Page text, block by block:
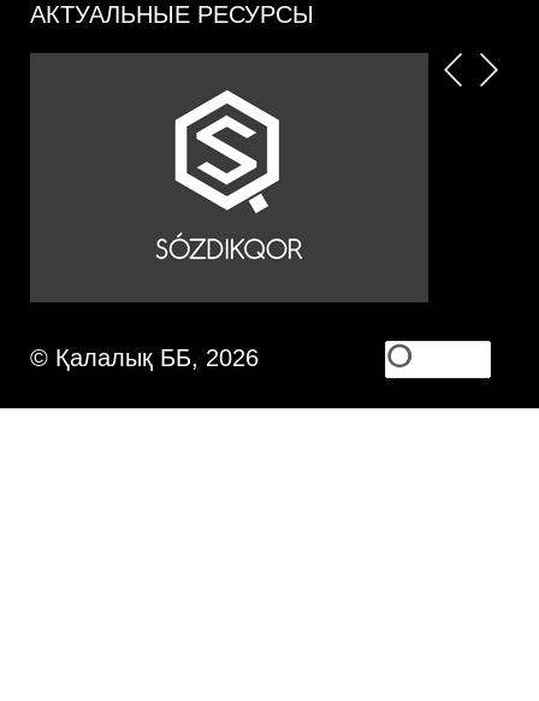
АКТУАЛЬНЫЕ РЕСУРСЫ
© Қалалық ББ, 2026